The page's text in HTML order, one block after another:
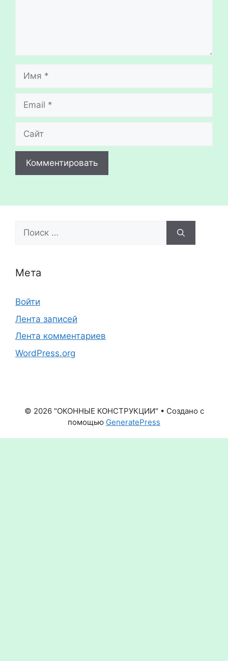
Имя
Email
Сайт
Поиск:
Мета
Войти
Лента записей
Лента комментариев
WordPress.org
© 2026 "ОКОННЫЕ КОНСТРУКЦИИ" • Создано с
помощью GeneratePress